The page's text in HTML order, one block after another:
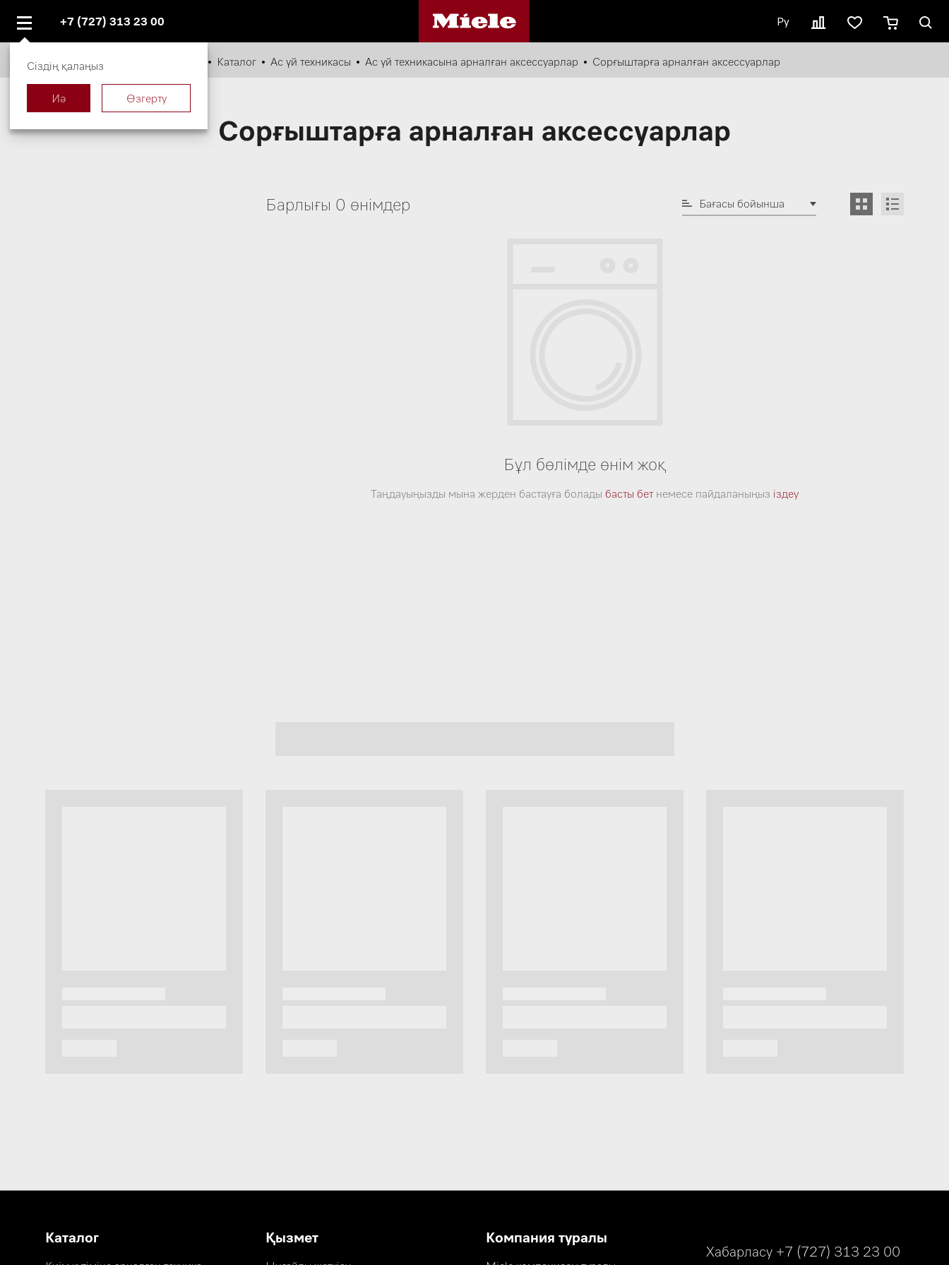
+7 (727) 313 23 00 Ру
Каталог Ас үй техникасы Ас үй техникасына арналған аксессуарлар Сорғыштарға арналған аксессуарлар
Сорғыштарға арналған аксессуарлар
Барлығы 0 өнімдер Бағасы бойынша
Бұл бөлімде өнім жоқ
Таңдауыңызды мына жерден бастауға болады басты бетнемесе пайдаланыңыз іздеу
Каталог Қызмет Компания туралы
Хабарласу +7 (727) 313 23 00
Сіздің қалаңыз
Иә Өзгерту